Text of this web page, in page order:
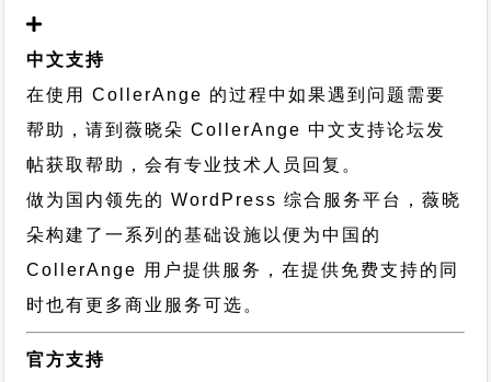
中文支持
在使用 CollerAnge 的过程中如果遇到问题需要
帮助，请到薇晓朵 CollerAnge 中文支持论坛发
帖获取帮助，会有专业技术人员回复。
做为国内领先的 WordPress 综合服务平台，薇晓
朵构建了一系列的基础设施以便为中国的
CollerAnge 用户提供服务，在提供免费支持的同
时也有更多商业服务可选。
官方支持